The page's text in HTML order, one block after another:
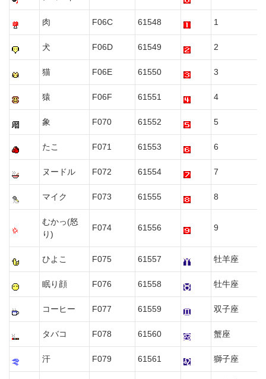
肉 F06C 61548 1
犬 F06D 61549 2
猫 F06E 61550 3
猿 F06F 61551 4
象 F070 61552 5
たこ F071 61553 6
ヌードル F072 61554 7
マイク F073 61555 8
むかっ(怒
り)
F074 61556 9
ひよこ F075 61557 牡羊座
眠り顔 F076 61558 牡牛座
コーヒー F077 61559 双子座
タバコ F078 61560 蟹座
汗 F079 61561 獅子座